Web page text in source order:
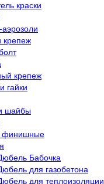
краски
крепеж
крепеж
гайки
шайбы
финишные
Бабочка
для газобетона
для теплоизоляции